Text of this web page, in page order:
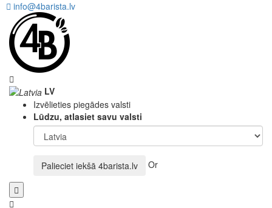
info@4barista.lv
LV
Izvēlieties piegādes valsti
Lūdzu, atlasiet savu valsti
Palieciet iekšā 4barista.lv Or